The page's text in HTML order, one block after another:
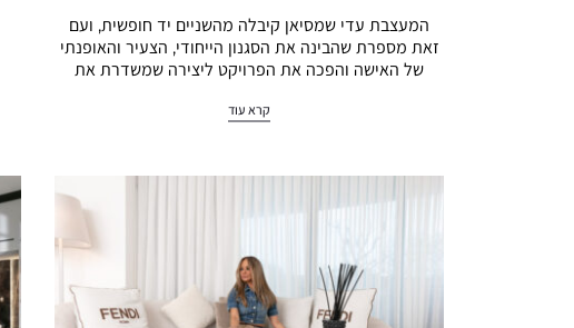
המעצבת עדי שמסיאן קיבלה מהשניים יד חופשית, ועם
זאת מספרת שהבינה את הסגנון הייחודי, הצעיר והאופנתי
של האישה והפכה את הפרויקט ליצירה שמשדרת את
קרא עוד